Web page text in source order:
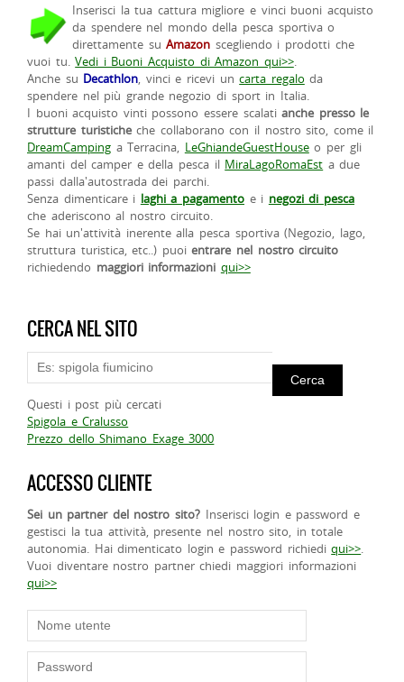
Inserisci la tua cattura migliore e vinci buoni acquisto
da spendere nel mondo della pesca sportiva o
direttamente suAmazon scegliendo i prodotti che
vuoi tu.Vedi i Buoni Acquisto di Amazon qui>>.
Anche su Decathlon, vinci e ricevi uncarta regalo da
spendere nel più grande negozio di sport in Italia.
I buoni acquisto vinti possono essere scalatianche presso le
strutture turisticheche collaborano con il nostro sito, come il
DreamCamping a Terracina, LeGhiandeGuestHouseo per gli
amanti del camper e della pesca il MiraLagoRomaEst a due
passi dalla'autostrada dei parchi.
Senza dimenticare i laghi a pagamento e i negozi di pesca
che aderiscono al nostro circuito.
Se hai un'attività inerente alla pesca sportiva (Negozio, lago,
struttura turistica, etc..) puoientrare nel nostro circuito
richiedendo maggiori informazioni qui>>
CERCA NEL SITO
Questi i post più cercati
Spigola e Cralusso
Prezzo dello Shimano Exage 3000
ACCESSO CLIENTE
Sei un partner del nostro sito? Inserisci login e password e
gestisci la tua attività, presente nel nostro sito, in totale
autonomia. Hai dimenticato login e password richiediqui>>.
Vuoi diventare nostro partner chiedi maggiori informazioni
qui>>